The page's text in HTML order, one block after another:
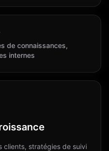
de connaissances,
internes
clients, stratégies de suivi